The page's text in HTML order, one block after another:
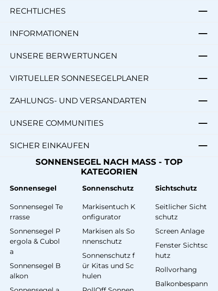
RECHTLICHES
INFORMATIONEN
UNSERE BERWERTUNGEN
VIRTUELLER SONNESEGELPLANER
ZAHLUNGS- UND VERSANDARTEN
UNSERE COMMUNITIES
SICHER EINKAUFEN
SONNENSEGEL NACH MASS - TOP
KATEGORIEN
Sonnensegel
Sonnensegel Te
rrasse
Sonnensegel P
ergola & Cubol
a
Sonnensegel B
alkon
Sonnenschutz
Markisentuch K
onfigurator
Markisen als So
nnenschutz
Sonnenschutz f
ür Kitas und Sc
hulen
Sichtschutz
Seitlicher Sicht
schutz
Screen Anlage
Fenster Sichtsc
hutz
Rollvorhang
Balkonbespann